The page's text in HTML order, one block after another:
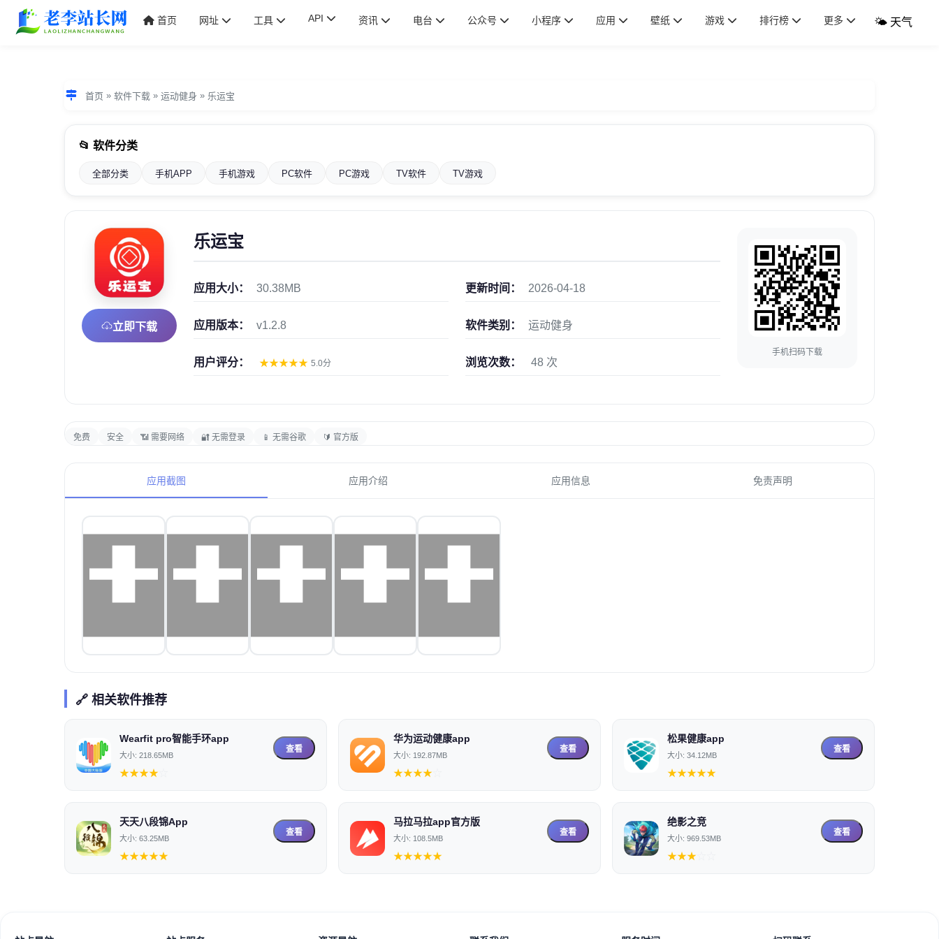
首页 网址 工具 API 资讯 电台 公众号 小程序 应用 壁纸 游戏 排行榜 更多 🌤️ 天气
首页 » 软件下载 » 运动健身 » 乐运宝
📂 软件分类
全部分类 手机APP 手机游戏 PC软件 PC游戏 TV软件 TV游戏
立即下载
乐运宝
应用大小： 30.38MB 更新时间： 2026-04-18
应用版本： v1.2.8 软件类别： 运动健身
用户评分： ★★★★★ 5.0分 浏览次数： 48 次
手机扫码下载
免费 安全 📶 需要网络 🔐 无需登录 📱 无需谷歌 🔰 官方版
应用截图 应用介绍 应用信息 免责声明
🔗 相关软件推荐
Wearfit pro智能手环app
大小: 218.65MB
★★★★
查看
华为运动健康app
大小: 192.87MB
★★★★
查看
松果健康app
大小: 34.12MB
★★★★★
查看
天天八段锦App
大小: 63.25MB
★★★★★
查看
马拉马拉app官方版
大小: 108.5MB
★★★★★
查看
绝影之竞
大小: 969.53MB
★★★
查看